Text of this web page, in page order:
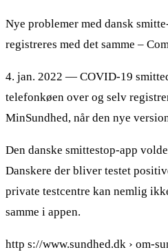
Nye problemer med dansk
registreres med det samme –
4. jan. 2022 — COVID-19
telefonkøen over og selv
MinSundhed, når den nye
Den danske smittestop-app
Danskere der bliver testet
private testcentre kan nemlig
samme i appen.
http s://www.sundhed.dk › om-